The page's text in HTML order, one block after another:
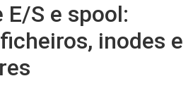
S e spool:
inodes e